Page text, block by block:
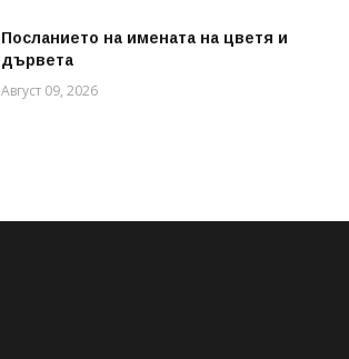
Посланието на имената на цветя и
дървета
Август 09, 2026